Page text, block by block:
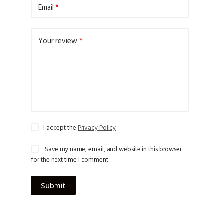
Email *
Your review*
I accept thePrivacy Policy
Save my name, email, and website in this browser
for the next time I comment.
Submit